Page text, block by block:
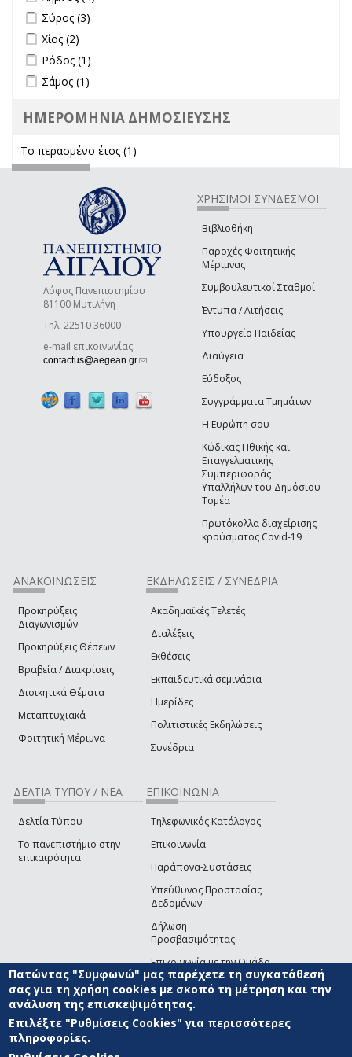
Apply Σύρος filter
Σύρος (3)
Apply Χίος filter
Χίος (2)
Apply Ρόδος filter
Ρόδος (1)
Apply Σάμος filter
Σάμος (1)
ΗΜΕΡΟΜΗΝΙΑ ΔΗΜΟΣΙΕΥΣΗΣ
Το περασμένο έτος (1)
Λόφος Πανεπιστημίου
81100 Μυτιλήνη
Τηλ. 22510 36000
e-mail επικοινωνίας:
contactus@aegean.gr(link sends e-mail)
ΧΡΗΣΙΜΟΙ ΣΥΝΔΕΣΜΟΙ
Βιβλιοθήκη
Παροχές Φοιτητικής
Μέριμνας
Συμβουλευτικοί Σταθμοί
Έντυπα / Αιτήσεις
Υπουργείο Παιδείας
Διαύγεια
Εύδοξος
Συγγράμματα Τμημάτων
Η Ευρώπη σου
Κώδικας Ηθικής και
Επαγγελματικής
Συμπεριφοράς
Υπαλλήλων του Δημόσιου
Τομέα
Πρωτόκολλα διαχείρισης
κρούσματος Covid-19
ΑΝΑΚΟΙΝΩΣΕΙΣ
Προκηρύξεις
Διαγωνισμών
Προκηρύξεις Θέσεων
Βραβεία / Διακρίσεις
Διοικητικά Θέματα
Μεταπτυχιακά
Φοιτητική Μέριμνα
ΕΚΔΗΛΩΣΕΙΣ / ΣΥΝΕΔΡΙΑ
Ακαδημαϊκές Τελετές
Διαλέξεις
Εκθέσεις
Εκπαιδευτικά σεμινάρια
Ημερίδες
Πολιτιστικές Εκδηλώσεις
Συνέδρια
ΔΕΛΤΙΑ ΤΥΠΟΥ / ΝΕΑ
Δελτία Τύπου
Το πανεπιστήμιο στην
επικαιρότητα
ΕΠΙΚΟΙΝΩΝΙΑ
Τηλεφωνικός Κατάλογος
Επικοινωνία
Παράπονα-Συστάσεις
Υπεύθυνος Προστασίας
Δεδομένων
Δήλωση
Προσβασιμότητας
Επικοινωνία με την Ομάδα
Ανάπτυξης του site(link sends e-mail)
© ΠΑΝΕΠΙΣΤΗΜΙΟ ΑΙΓΑΙΟΥ ΟΡΟΙ ΧΡΗΣΗΣ
ΑΝΑΠΤΥΞΗΣ
Πατώντας "Συμφωνώ" μας παρέχετε τη συγκατάθεσή
σας για τη χρήση cookies με σκοπό τη μέτρηση και την
ανάλυση της επισκεψιμότητας.
Επιλέξτε "Ρυθμίσεις Cookies" για περισσότερες
πληροφορίες.